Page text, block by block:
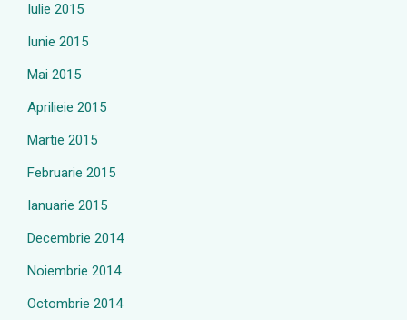
Iulie 2015
Iunie 2015
Mai 2015
Aprilieie 2015
Martie 2015
Februarie 2015
Ianuarie 2015
Decembrie 2014
Noiembrie 2014
Octombrie 2014